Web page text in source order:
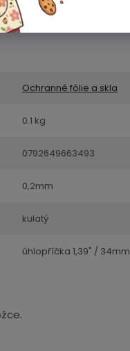
Ochranné fólie a skla
0.1 kg
0792649663493
0,2mm
kulatý
úhlopříčka 1,39" / 34mm